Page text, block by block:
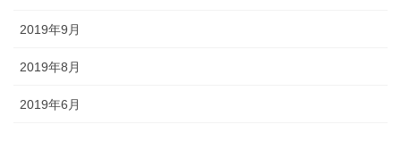
2019年9月
2019年8月
2019年6月